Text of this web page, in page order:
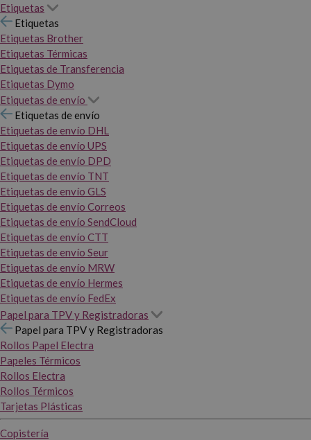
Etiquetas
Etiquetas
Etiquetas Brother
Etiquetas Térmicas
Etiquetas de Transferencia
Etiquetas Dymo
Etiquetas de envío
Etiquetas de envío
Etiquetas de envío DHL
Etiquetas de envío UPS
Etiquetas de envío DPD
Etiquetas de envío TNT
Etiquetas de envío GLS
Etiquetas de envío Correos
Etiquetas de envío SendCloud
Etiquetas de envío CTT
Etiquetas de envío Seur
Etiquetas de envío MRW
Etiquetas de envío Hermes
Etiquetas de envío FedEx
Papel para TPV y Registradoras
Papel para TPV y Registradoras
Rollos Papel Electra
Papeles Térmicos
Rollos Electra
Rollos Térmicos
Tarjetas Plásticas
Copistería